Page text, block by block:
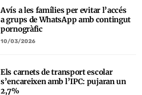
Avís a les famílies per evitar l’accés
a grups de WhatsApp amb contingut
pornogràfic
10/03/2026
Els carnets de transport escolar
s’encareixen amb l’IPC: pujaran un
2,7%